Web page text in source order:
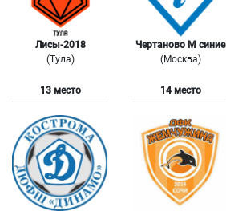
Лисы-2018
(Тула)
Чертаново М синие
(Москва)
13 место 14 место